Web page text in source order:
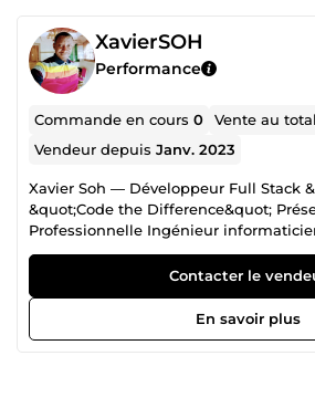
XavierSOH
Performance
Commande en cours0 Vente au
Vendeur depuisJanv. 2023
Xavier Soh — Développeur Full Stack
&quot;Code the Difference&quot; Présentation
Professionnelle Ingénieur
applications mobiles et desktop, je
2016 et actif sur Codeur.com depuis
Sohdelta, je conçois des solutions
du cahier des charges au
pour des clients locaux et
Contacter le
En savoir plus